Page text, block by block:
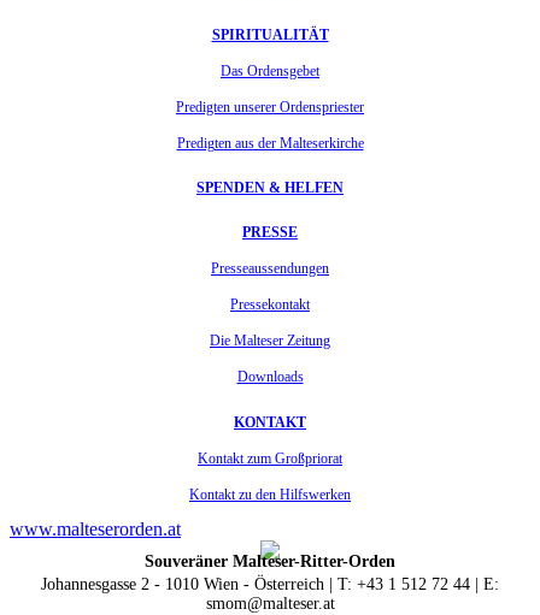
SPIRITUALITÄT
Das Ordensgebet
Predigten unserer Ordenspriester
Predigten aus der Malteserkirche
SPENDEN & HELFEN
PRESSE
Presseaussendungen
Pressekontakt
Die Malteser Zeitung
Downloads
KONTAKT
Kontakt zum Großpriorat
Kontakt zu den Hilfswerken
www.malteserorden.at
Souveräner Malteser-Ritter-Orden
Johannesgasse 2 - 1010 Wien - Österreich | T: +43 1 512 72 44 | E:
smom@malteser.at